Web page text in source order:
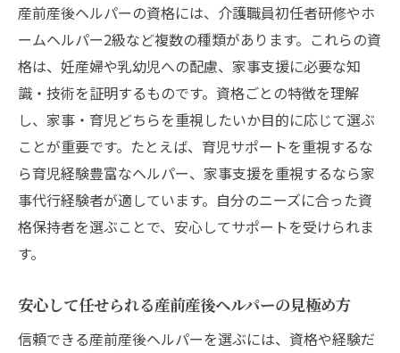
産前産後ヘルパーの資格には、介護職員初任者研修やホ
ームヘルパー2級など複数の種類があります。これらの資
格は、妊産婦や乳幼児への配慮、家事支援に必要な知
識・技術を証明するものです。資格ごとの特徴を理解
し、家事・育児どちらを重視したいか目的に応じて選ぶ
ことが重要です。たとえば、育児サポートを重視するな
ら育児経験豊富なヘルパー、家事支援を重視するなら家
事代行経験者が適しています。自分のニーズに合った資
格保持者を選ぶことで、安心してサポートを受けられま
す。
安心して任せられる産前産後ヘルパーの見極め方
信頼できる産前産後ヘルパーを選ぶには、資格や経験だ